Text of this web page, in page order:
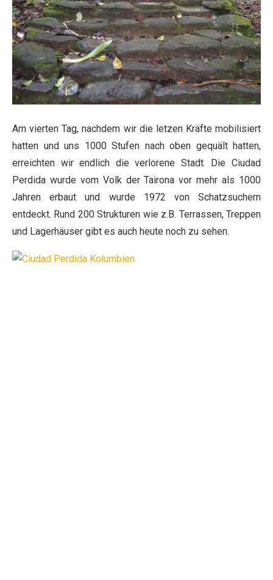
Am vierten Tag, nachdem wir die letzen Kräfte mobilisiert
hatten und uns 1000 Stufen nach oben gequält hatten,
erreichten wir endlich die verlorene Stadt. Die Ciudad
Perdida wurde vom Volk der Tairona vor mehr als 1000
Jahren erbaut und wurde 1972 von Schatzsuchern
entdeckt. Rund 200 Strukturen wie z.B. Terrassen, Treppen
und Lagerhäuser gibt es auch heute noch zu sehen.